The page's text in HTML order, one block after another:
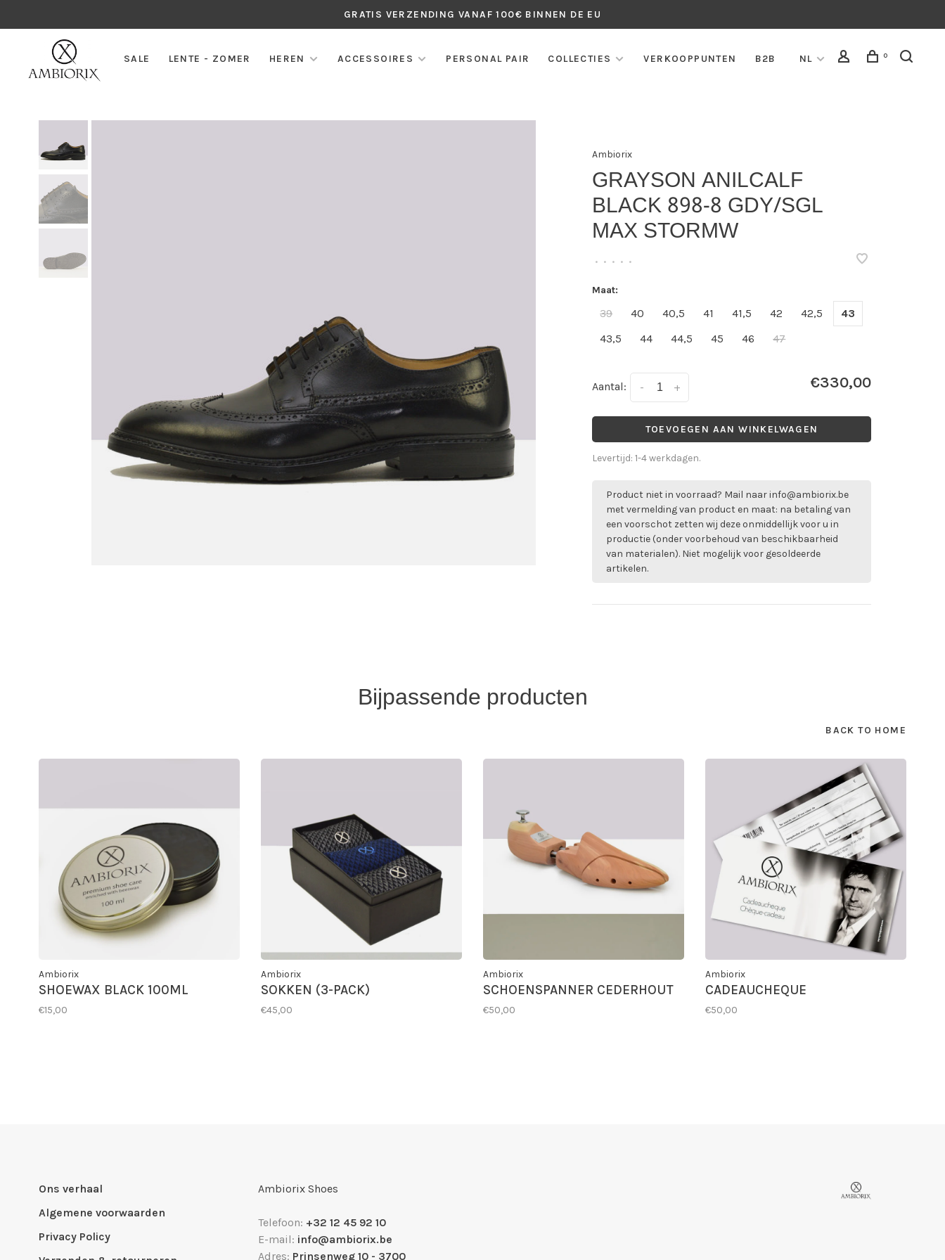
GRATIS VERZENDING VANAF 100€ BINNEN DE EU
SALE LENTE - ZOMER HEREN ACCESSOIRES PERSONAL PAIR COLLECTIES VERKOOPPUNTEN B2B NL 0
Ambiorix
GRAYSON ANILCALF
BLACK 898-8 GDY/SGL
MAX STORMW
• • • • •
Maat:
39 40 40,5 41 41,5 42 42,5
43
43,5
44 44,5 45 46 47
Aantal: +
- €330,00
TOEVOEGEN AAN WINKELWAGEN
Levertijd: 1-4 werkdagen.
Product niet in voorraad? Mail naarinfo@ambiorix.be
met vermelding van product en maat: na betaling van
een voorschot zetten wij deze onmiddellijk voor u in
productie (onder voorbehoud van beschikbaarheid
van materialen). Niet mogelijk voor gesoldeerde
artikelen.
Bijpassende producten
BACK TO HOME
Ambiorix
SHOEWAX BLACK 100ML
€15,00
Ambiorix
SOKKEN (3-PACK)
€45,00
Ambiorix
SCHOENSPANNER CEDERHOUT
€50,00
Ambiorix
CADEAUCHEQUE
€50,00
Ons verhaal
Algemene voorwaarden
Privacy Policy
Ambiorix Shoes
Telefoon: +32 12 45 92 10
E-mail: info@ambiorix.be
Adres: Prinsenweg 10 - 3700